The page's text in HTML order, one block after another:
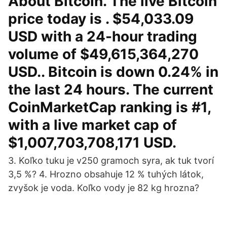
price today is . $54,033.09
USD with a 24-hour trading
volume of $49,615,364,270
USD.. Bitcoin is down 0.24% in
the last 24 hours. The current
CoinMarketCap ranking is #1,
with a live market cap of
$1,007,703,708,171 USD.
3. Koľko tuku je v250 gramoch syra, ak tuk tvorí
3,5 %? 4. Hrozno obsahuje 12 % tuhých látok,
zvyšok je voda. Koľko vody je 82 kg hrozna?